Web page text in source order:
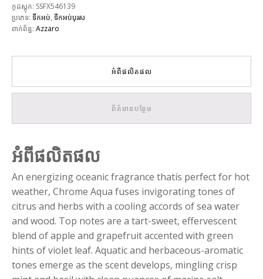
កូដស្តុក: SSFX546139
ប្រភេទ: ទឹកអប់, ទឹកអប់បុរស
ពាក់ព័ន្ធ: Azzaro
អំពីផលិតផល
ព័ត៌មានបន្ថែម
អំពីផលិតផល
An energizing oceanic fragrance thatís perfect for hot
weather, Chrome Aqua fuses invigorating tones of
citrus and herbs with a cooling accords of sea water
and wood. Top notes are a tart-sweet, effervescent
blend of apple and grapefruit accented with green
hints of violet leaf. Aquatic and herbaceous-aromatic
tones emerge as the scent develops, mingling crisp